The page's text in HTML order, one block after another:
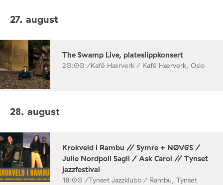
27. august
The Swamp Live, plateslippkonsert
20:00 /Kafé Hærverk / Kafé Hærverk, Oslo
28. august
Krokveld i Rambu // Symre + NØVGS /
Julie Nordpoll Sagli / Ask Carol // Tynset
jazzfestival
18:00 /Tynset Jazzklubb / Rambu, Tynset